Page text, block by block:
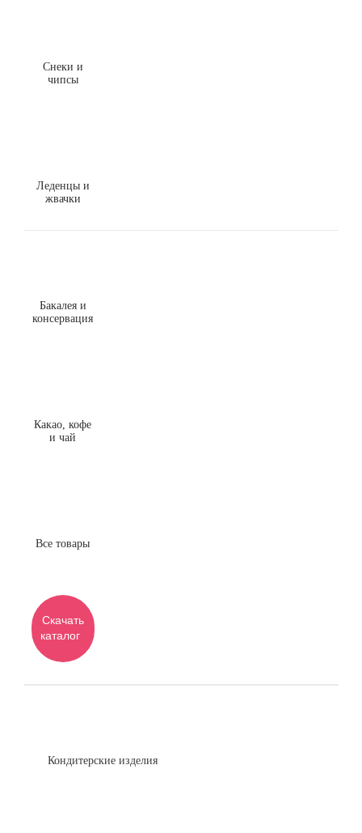
Снеки и
чипсы
Леденцы и
жвачки
Бакалея и
консервация
Какао, кофе
и чай
Все товары
Скачать
каталог
Кондитерские изделия